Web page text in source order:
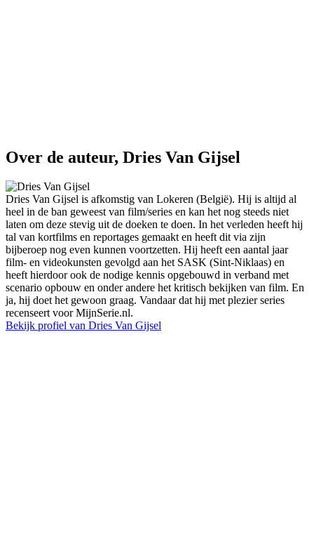
Over de auteur, Dries Van Gijsel
Dries Van Gijsel is afkomstig van Lokeren (België). Hij is altijd al
heel in de ban geweest van film/series en kan het nog steeds niet
laten om deze stevig uit de doeken te doen. In het verleden heeft hij
tal van kortfilms en reportages gemaakt en heeft dit via zijn
bijberoep nog even kunnen voortzetten. Hij heeft een aantal jaar
film- en videokunsten gevolgd aan het SASK (Sint-Niklaas) en
heeft hierdoor ook de nodige kennis opgebouwd in verband met
scenario opbouw en onder andere het kritisch bekijken van film. En
ja, hij doet het gewoon graag. Vandaar dat hij met plezier series
recenseert voor MijnSerie.nl.
Bekijk profiel van Dries Van Gijsel